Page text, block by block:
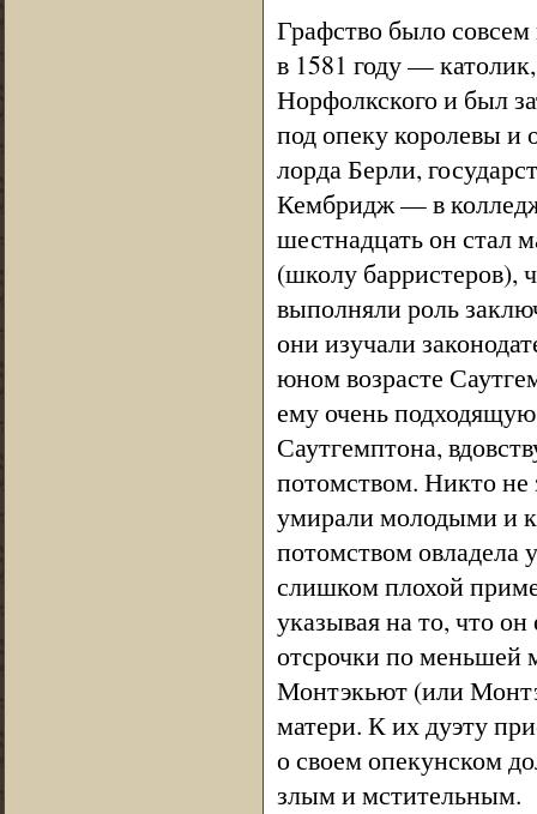
Графство было
в 1581 году —
Норфолкского и был
под опеку королевы и
лорда Берли,
Кембридж — в
шестнадцать он стал
(школу барристеров),
выполняли роль
они изучали
юном возрасте
ему очень
Саутгемптона,
потомством. Никто не
умирали молодыми и
потомством овладела
слишком плохой
указывая на то, что
отсрочки по меньшей
Монтэкьют (или
матери. К их дуэту
о своем опекунском
злым и мстительным.